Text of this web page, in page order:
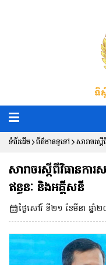
ទំព័រដើម ព័ត៌មានទូទៅ សារាចរស្
ប្រាស់ប្រេ
សារាចរស្តីពីវិធានកា
ឥន្ធនៈ និងអគ្គីសនី
ថ្ងៃសៅរ៍ ទី២១ ខែមីនា ឆ្ន